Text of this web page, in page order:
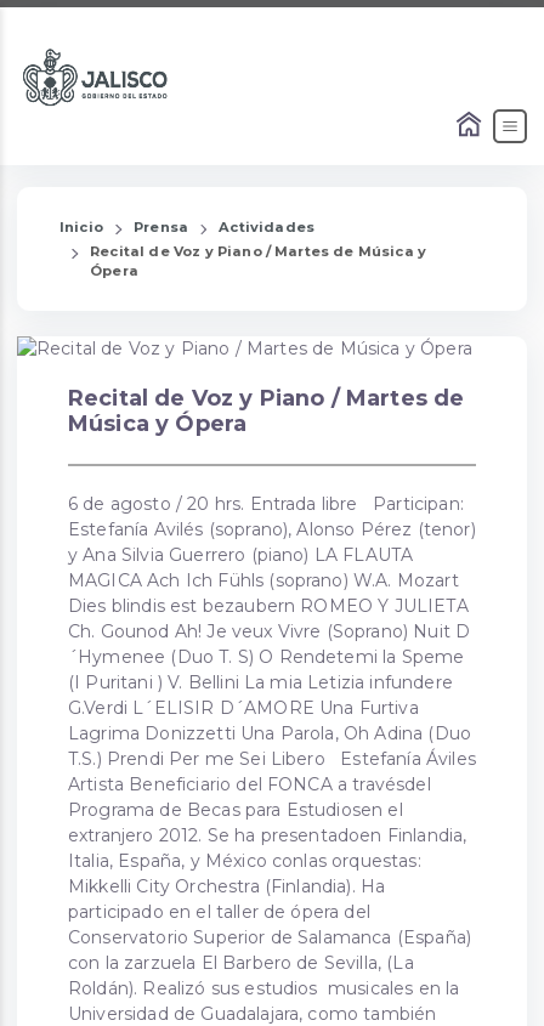
Inicio Prensa
Actividades
Recital de Voz y Piano / Martes de Música y
Ópera
Recital de Voz y Piano / Martes de
Música y Ópera
6 de agosto / 20 hrs. Entrada libre Participan:
Estefanía Avilés (soprano), Alonso Pérez (tenor)
y Ana Silvia Guerrero (piano) LA FLAUTA
MAGICA Ach Ich Fühls (soprano) W.A. Mozart
Dies blindis est bezaubern ROMEO Y JULIETA
Ch. Gounod Ah! Je veux Vivre (Soprano) Nuit D
´Hymenee (Duo T. S) O Rendetemi la Speme
(I Puritani ) V. Bellini La mia Letizia infundere
G.Verdi L´ELISIR D´AMORE Una Furtiva
Lagrima Donizzetti Una Parola, Oh Adina (Duo
T.S.) Prendi Per me Sei Libero Estefanía Áviles
Artista Beneficiario del FONCA a travésdel
Programa de Becas para Estudiosen el
extranjero 2012. Se ha presentadoen Finlandia,
Italia, España, y México conlas orquestas:
Mikkelli City Orchestra (Finlandia). Ha
participado en el taller de ópera del
Conservatorio Superior de Salamanca (España)
con la zarzuela El Barbero de Sevilla, (La
Roldán). Realizó sus estudios musicales en la
Universidad de Guadalajara, como también